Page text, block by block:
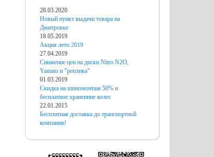
28.03.2020
Новый пункт выдачи товара на
Дмитровке
18.05.2019
Акция лето 2019
27.04.2019
Снижение цен на диски Nitro N2O,
Yamato и "реплика"
01.03.2019
Скидка на шиномонтаж 50% и
бесплатное хранениие колес
22.01.2015
Бесплатная доставка до транспортной
компании!